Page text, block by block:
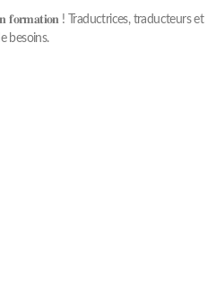
𝐟𝐨𝐫𝐦𝐚𝐭𝐢𝐨𝐧 ! Traductrices, traducteurs et
besoins.